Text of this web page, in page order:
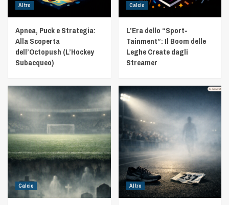
Altro
Apnea, Puck e Strategia:
Alla Scoperta
dell’Octopush (L’Hockey
Subacqueo)
Calcio
L’Era dello “Sport-
Tainment”: Il Boom delle
Leghe Create dagli
Streamer
Calcio Altro